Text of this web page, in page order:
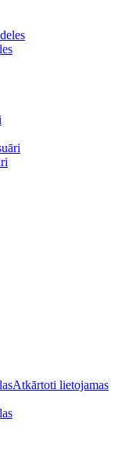
Atkārtoti lietojamas